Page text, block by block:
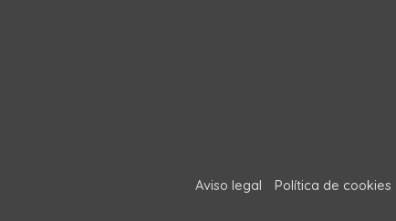
Aviso legal Política de cookies